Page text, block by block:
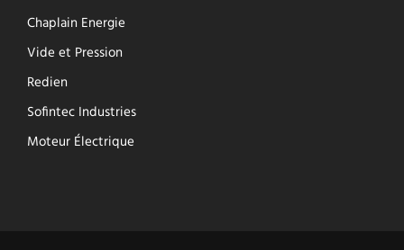
Chaplain Energie
Vide et Pression
Redien
Sofintec Industries
Moteur Électrique